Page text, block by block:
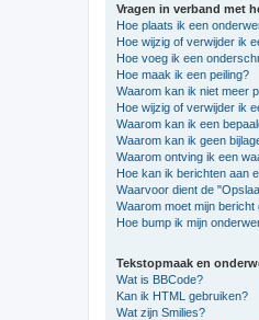
Vragen in verband met
Hoe plaats ik een
Hoe wijzig of verwijder ik
Hoe voeg ik een
Hoe maak ik een peiling?
Waarom kan ik niet meer
Hoe wijzig of verwijder ik
Waarom kan ik een
Waarom kan ik geen
Waarom ontving ik een
Hoe kan ik berichten aan
Waarvoor dient de
Waarom moet mijn
Hoe bump ik mijn
Tekstopmaak en
Wat is BBCode?
Kan ik HTML gebruiken?
Wat zijn Smilies?